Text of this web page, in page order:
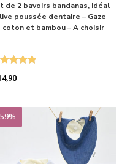
de 2 bavoirs bandanas, idéal
poussée dentaire – Gaze
coton et bambou – A choisir